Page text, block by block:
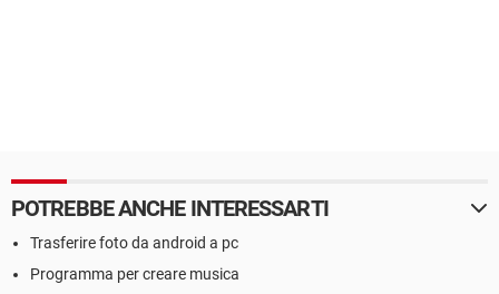
POTREBBE ANCHE INTERESSARTI
Trasferire foto da android a pc
Programma per creare musica